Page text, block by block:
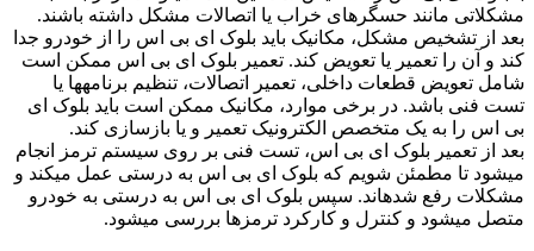
مشکلاتی مانند حسگرهای خراب یا اتصالات مشکل داشته باشند.
بعد از تشخیص مشکل، مکانیک باید بلوک ای بی اس را از خودرو جدا
کند و آن را تعمیر یا تعویض کند. تعمیر بلوک ای بی اس ممکن است
شامل تعویض قطعات داخلی، تعمیر اتصالات، تنظیم برنامه­ها یا
تست فنی باشد. در برخی موارد، مکانیک ممکن است باید بلوک ای
بی اس را به یک متخصص الکترونیک تعمیر و یا بازسازی کند.
بعد از تعمیر بلوک ای بی اس، تست فنی بر روی سیستم ترمز انجام
می­شود تا مطمئن شویم که بلوک ای بی اس به درستی عمل می­کند و
مشکلات رفع شده­اند. سپس بلوک ای بی اس به درستی به خودرو
متصل می­شود و کنترل و کارکرد ترمزها بررسی می­شود.